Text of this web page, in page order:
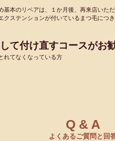
本のリペアは、 １か月後、 再来店いた
ステンションが付いているまつ毛につ
て付け直すコースがお勧
れてなくなっている方
Q & A
よくあるご質問と回